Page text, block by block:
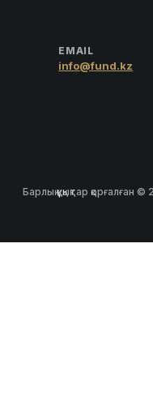
EMAIL
info@fund.kz
Барлық құқықтар